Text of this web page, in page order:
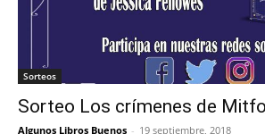
Sorteos
Sorteo Los crímenes de
Algunos Libros Buenos - 19 septiembre, 2018